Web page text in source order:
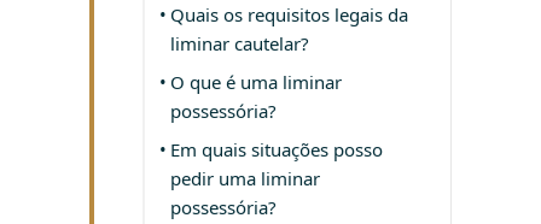
Quais os requisitos legais da
liminar cautelar?
O que é uma liminar
possessória?
Em quais situações posso
pedir uma liminar
possessória?